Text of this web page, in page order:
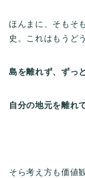
ほんまに、そもそ
史。これはもうど
島を離れず、ずっ
自分の地元を離れ
そら考え方も価値